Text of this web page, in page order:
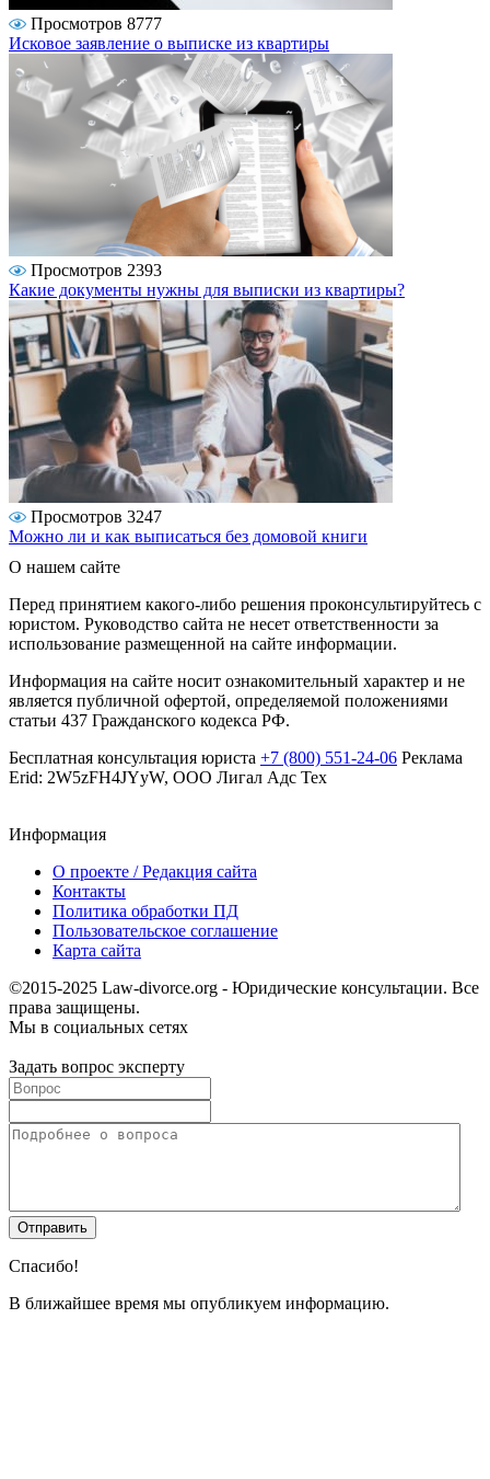
Просмотров 8777
Исковое заявление о выписке из квартиры
Просмотров 2393
Какие документы нужны для выписки из квартиры?
Просмотров 3247
Можно ли и как выписаться без домовой книги
О нашем сайте
Перед принятием какого-либо решения проконсультируйтесь с
юристом. Руководство сайта не несет ответственности за
использование размещенной на сайте информации.
Информация на сайте носит ознакомительный характер и не
является публичной офертой, определяемой положениями
статьи 437 Гражданского кодекса РФ.
Бесплатная консультация юриста +7 (800) 551-24-06 Реклама
Erid: 2W5zFH4JYyW, ООО Лигал Адс Тех
Информация
О проекте / Редакция сайта
Контакты
Политика обработки ПД
Пользовательское соглашение
Карта сайта
©2015-2025 Law-divorce.org - Юридические консультации. Все
права защищены.
Мы в социальных сетях
Задать вопрос эксперту
Спасибо!
В ближайшее время мы опубликуем информацию.